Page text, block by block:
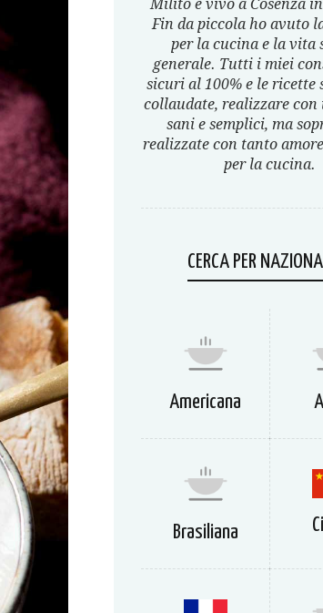
Milito e vivo a Cosenza
Fin da piccola ho avuto
per la cucina e la vita
generale. Tutti i miei
sicuri al 100% e le ricette
collaudate, realizzare
sani e semplici, ma
realizzate con tanto
per la cucina.
CERCA PER
Americana
Brasiliana